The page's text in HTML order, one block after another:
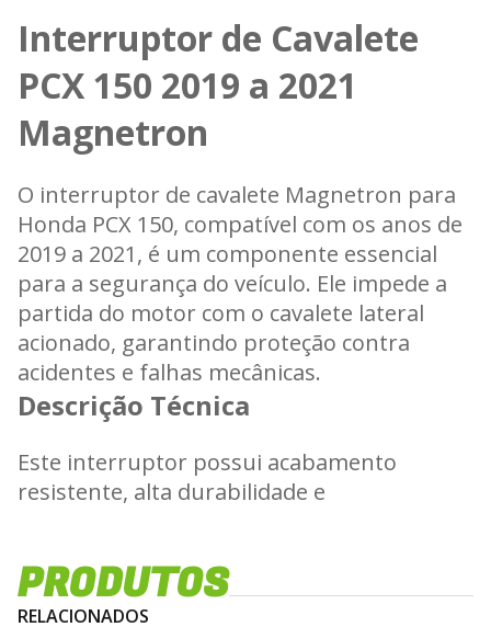
Interruptor de Cavalete
PCX 150 2019 a 2021
Magnetron
O interruptor de cavalete Magnetron para
Honda PCX 150, compatível com os anos de
2019 a 2021, é um componente essencial
para a segurança do veículo. Ele impede a
partida do motor com o cavalete lateral
acionado, garantindo proteção contra
acidentes e falhas mecânicas.
Descrição Técnica
Este interruptor possui acabamento
resistente, alta durabilidade e
instalação e não requer adaptações,
funcionando de forma plug and play.
PRODUTOS
RELACIONADOS